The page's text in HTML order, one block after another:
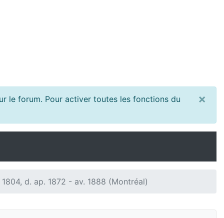
le forum. Pour activer toutes les fonctions du ×
d. ap. 1872 - av. 1888 (Montréal)